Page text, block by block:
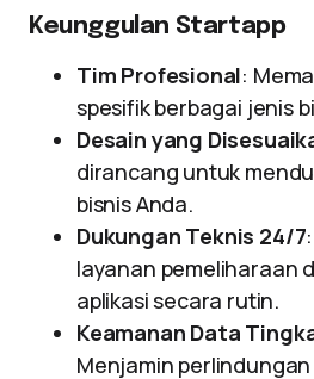
Keunggulan Startapp
Tim Profesional:
spesifik berbagai jenis
Desain yang
dirancang untuk
bisnis Anda.
Dukungan Teknis 24/7
layanan pemeliharaan
aplikasi secara rutin.
Keamanan Data
Menjamin